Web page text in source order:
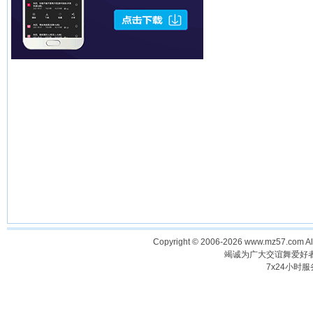
Copyright © 2006-2026 www.mz57.com
竭诚为广大交谊舞爱好
7x24小时服